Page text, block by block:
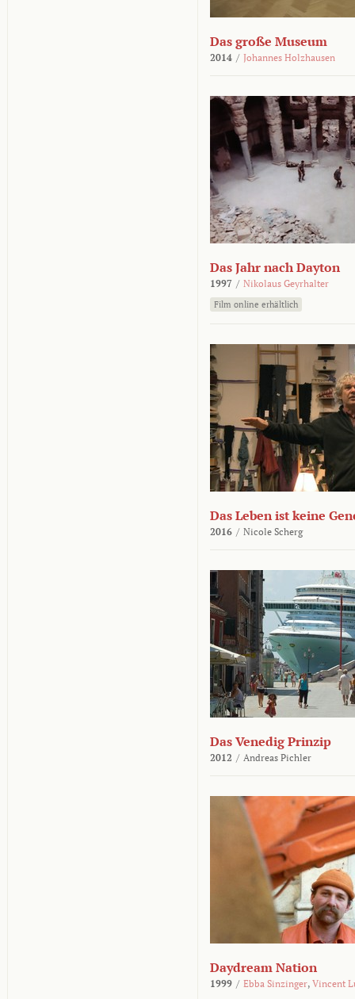
Das große Museum
2014 / Johannes Holzhausen
Das Jahr nach Dayton
1997 / Nikolaus Geyrhalter
Film online erhältlich
Das Leben ist keine
2016 / Nicole Scherg
Das Venedig Prinzip
2012 / Andreas Pichler
Daydream Nation
1999 / Ebba Sinzinger, Vincent